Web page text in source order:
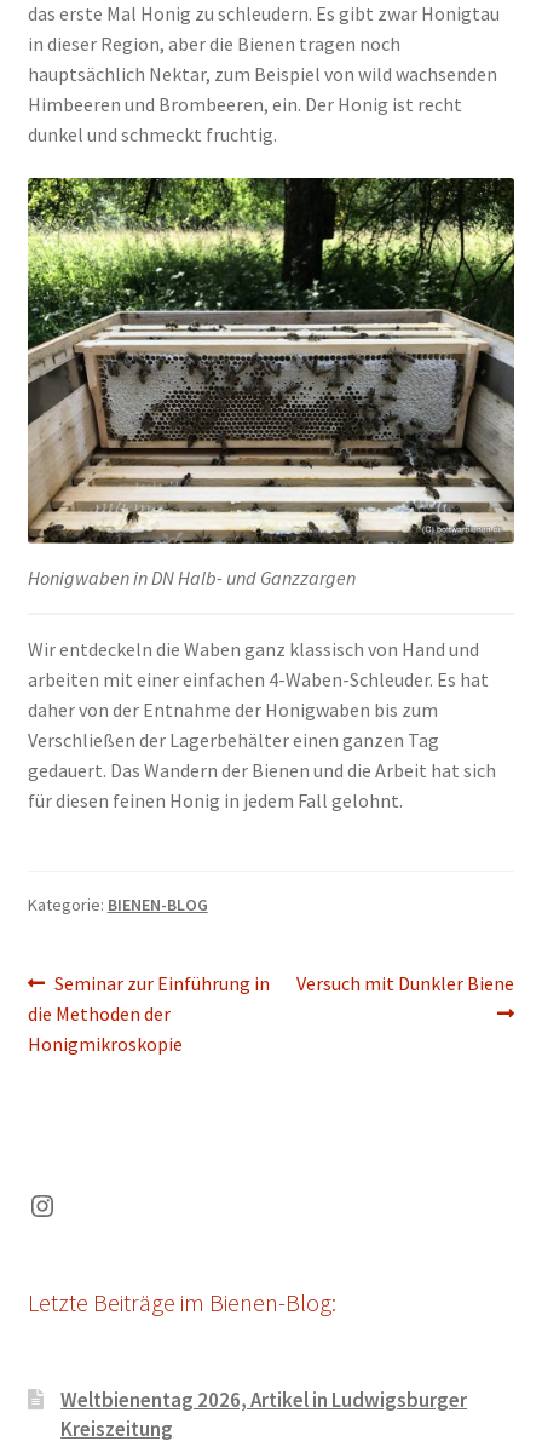
das erste Mal Honig zu schleudern. Es gibt zwar Honigtau
in dieser Region, aber die Bienen tragen noch
hauptsächlich Nektar, zum Beispiel von wild wachsenden
Himbeeren und Brombeeren, ein. Der Honig ist recht
dunkel und schmeckt fruchtig.
Honigwaben in DN Halb- und Ganzzargen
Wir entdeckeln die Waben ganz klassisch von Hand und
arbeiten mit einer einfachen 4-Waben-Schleuder. Es hat
daher von der Entnahme der Honigwaben bis zum
Verschließen der Lagerbehälter einen ganzen Tag
gedauert. Das Wandern der Bienen und die Arbeit hat sich
für diesen feinen Honig in jedem Fall gelohnt.
Kategorie: BIENEN-BLOG
Beitragsnavigation
Vorheriger
Beitrag:
Seminar zur Einführung in
die Methoden der
Honigmikroskopie
Nächster
Versuch mit Dunkler Biene
Instagram
Letzte Beiträge im Bienen-Blog:
Weltbienentag 2026, Artikel in Ludwigsburger
Kreiszeitung